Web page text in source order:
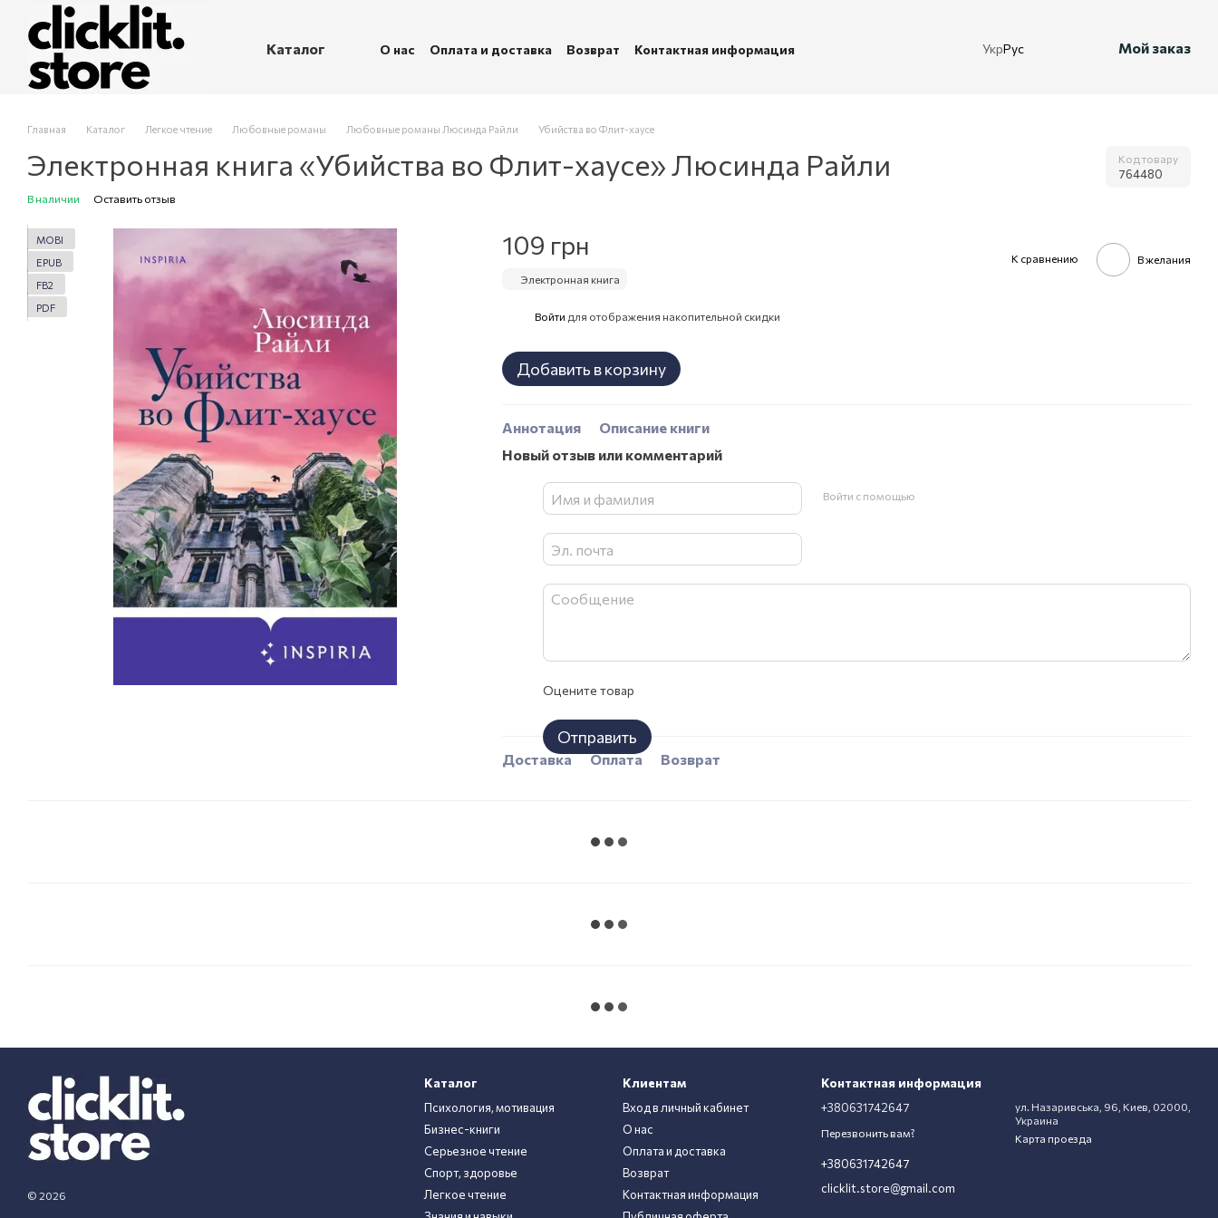
Перейти к основному контенту
Каталог О нас Оплата и доставка Возврат
Контактная информация
УкрРус Мой заказ
Главная Каталог Легкое чтение Любовные романы Любовные романы Люсинда Райли Убийства во Флит-хаусе
Электронная книга «Убийства во Флит-хаусе» Люсинда Райли Код товару
764480
В наличии Оставить отзыв
MOBI
EPUB
FB2
PDF
109 грн
Электронная книга
К сравнению В желания
Войти для отображения накопительной скидки
Добавить в корзину
Аннотация
Описание книги
Новый отзыв или комментарий
Войти с помощью
Оцените товар
Отправить
Доставка Оплата Возврат
© 2026
Каталог
Психология, мотивация
Бизнес-книги
Серьезное чтение
Спорт, здоровье
Легкое чтение
Клиентам
Вход в личный кабинет
О нас
Оплата и доставка
Возврат
Контактная информация
Контактная информация
+380631742647
Перезвонить вам?
+380631742647
clicklit.store@gmail.com
ул. Назаривська, 96, Киев, 02000,
Украина
Карта проезда